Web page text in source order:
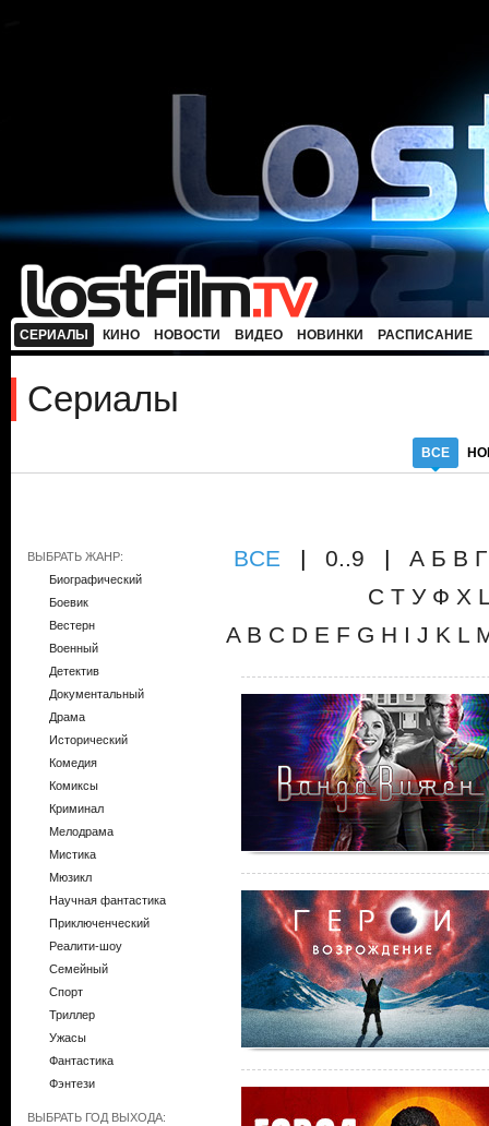
СЕРИАЛЫ КИНО НОВОСТИ ВИДЕО НОВИНКИ РАСПИСАНИЕ
Сериалы
ВСЕ
ВЫБРАТЬ ЖАНР:
Биографический
Боевик
Вестерн
Военный
Детектив
Документальный
Драма
Исторический
Комедия
Комиксы
Криминал
Мелодрама
Мистика
Мюзикл
Научная фантастика
Приключенческий
Реалити-шоу
Семейный
Спорт
Триллер
Ужасы
Фантастика
Фэнтези
ВЫБРАТЬ ГОД ВЫХОДА:
ВCE | 0..9 | А Б В Г
С Т У Ф Х
A B C D E F G H I J K L